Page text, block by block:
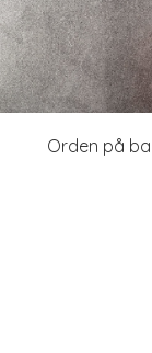
Orden på